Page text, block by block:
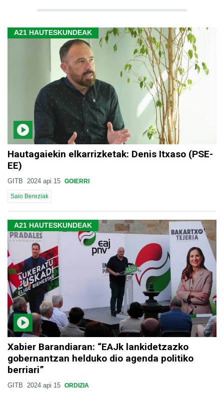
A21 HAUTESKUNDEAK
Hautagaiekin elkarrizketak: Denis Itxaso (PSE-
EE)
GITB 2024 api 15 GOIERRI
Saio Bereziak
A21 HAUTESKUNDEAK
Xabier Barandiaran: “EAJk lankidetzazko
gobernantzan helduko dio agenda politiko
berriari”
GITB 2024 api 15 ORDIZIA